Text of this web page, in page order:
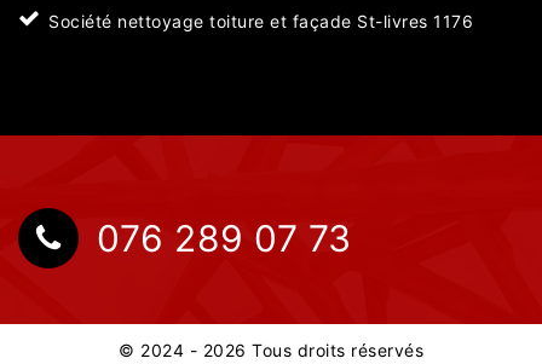
Société nettoyage toiture et façade St-livres 1176
076 289 07 73
© 2024 - 2026 Tous droits réservés